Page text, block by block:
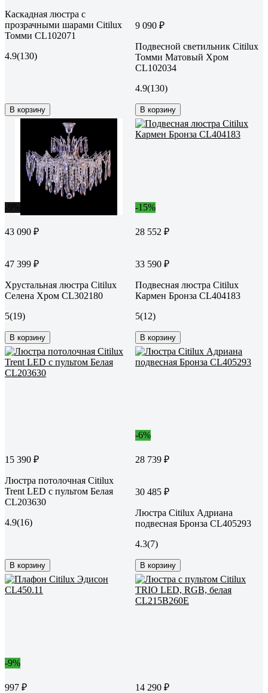
Каскадная люстра с
прозрачными шарами Citilux
Томми CL102071
4.9(130)
В корзину
9 090 ₽
Подвесной светильник Citilux
Томми Матовый Хром
CL102034
4.9(130)
В корзину
43 090 ₽
47 399 ₽
Хрустальная люстра Citilux
Селена Хром CL302180
5(19)
В корзину
-15%
28 552 ₽
33 590 ₽
Подвесная люстра Citilux
Кармен Бронза CL404183
5(12)
В корзину
15 390 ₽
Люстра потолочная Citilux
Trent LED с пультом Белая
CL203630
4.9(16)
В корзину
-6%
28 739 ₽
30 485 ₽
Люстра Citilux Адриана
подвесная Бронза CL405293
4.3(7)
В корзину
-9%
997 ₽ 14 290 ₽